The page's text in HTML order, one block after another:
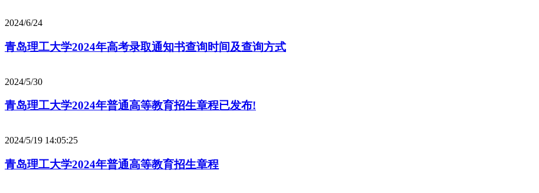
2024/6/24
青岛理工大学2024年高考录取通知书查询时间及查询方式
2024/5/30
青岛理工大学2024年普通高等教育招生章程已发布!
2024/5/19 14:05:25
青岛理工大学2024年普通高等教育招生章程